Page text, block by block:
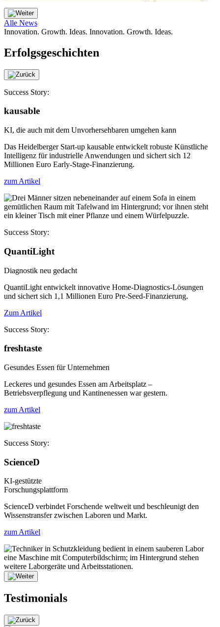
Alle News
Innovation. Growth. Ideas. Innovation. Growth. Ideas.
Erfolgsgeschichten
Success Story:
kausable
KI, die auch mit dem Unvorhersehbaren umgehen kann
Das Heidelberger Start-up kausable entwickelt robuste Künstliche
Intelligenz für industrielle Anwendungen und sichert sich 12
Millionen Euro Early-Stage-Finanzierung.
zum Artikel
Success Story:
QuantiLight
Diagnostik neu gedacht
QuantiLight entwickelt innovative Home-Diagnostics-Lösungen
und sichert sich 1,1 Millionen Euro Pre-Seed-Finanzierung.
Zum Artikel
Success Story:
freshtaste
Gesundes Essen für Unternehmen
Leckeres und gesundes Essen am Arbeitsplatz –
Betriebsverpflegung und Kantinenessen war gestern.
zum Artikel
Success Story:
ScienceD
KI-gestützte
Forschungsplattform
ScienceD verbindet Forschende weltweit und beschleunigt den
Wissenstransfer zwischen Laboren und Markt.
zum Artikel
Testimonials